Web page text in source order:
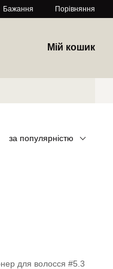
Бажання Порівняння
Мій кошик
за популярністю